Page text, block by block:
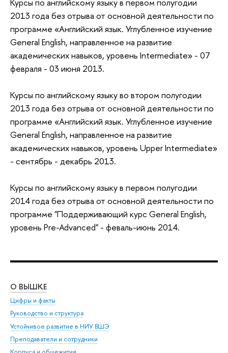
2013 года без отрыва от основной деятельности по
программе «Английский язык. Углубленное изучение
General English, направленное на развитие
академических навыков, уровень Intermediate» - 07
февраля - 03 июня 2013.
Курсы по английскому языку во втором полугодии
2013 года без отрыва от основной деятельности по
программе «Английский язык. Углубленное изучение
General English, направленное на развитие
академических навыков, уровень Upper Intermediate»
- сентябрь - декабрь 2013.
Курсы по английскому языку в первом полугодии
2014 года без отрыва от основной деятельности по
программе "Поддерживающий курс General English,
уровень Pre-Advanced" - феваль-июнь 2014.
О ВЫШКЕ
Цифры и факты
Руководство и структура
Устойчивое развитие в НИУ ВШЭ
Преподаватели и сотрудники